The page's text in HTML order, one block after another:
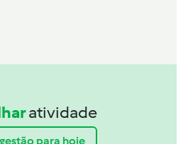
atividade
para hoje